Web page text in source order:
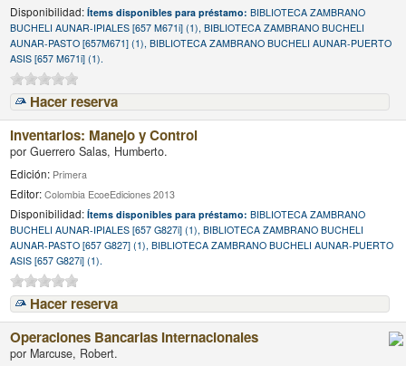
Disponibilidad:Ítems disponibles para préstamo:BIBLIOTECA ZAMBRANO
BUCHELI AUNAR-IPIALES [657 M671i] (1), BIBLIOTECA ZAMBRANO BUCHELI
AUNAR-PASTO [657M671] (1), BIBLIOTECA ZAMBRANO BUCHELI AUNAR-PUERTO
ASIS [657 M671i] (1).
Hacer reserva
Inventarios: Manejo y Control
porGuerrero Salas, Humberto.
Edición: Primera
Editor:Colombia EcoeEdiciones 2013
Disponibilidad:Ítems disponibles para préstamo:BIBLIOTECA ZAMBRANO
BUCHELI AUNAR-IPIALES [657 G827i] (1), BIBLIOTECA ZAMBRANO BUCHELI
AUNAR-PASTO [657 G827] (1), BIBLIOTECA ZAMBRANO BUCHELI AUNAR-PUERTO
ASIS [657 G827i] (1).
Hacer reserva
Operaciones Bancarias Internacionales
por Marcuse, Robert.